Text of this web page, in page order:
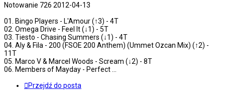
Notowanie 726 2012-04-13
01. Bingo Players - L'Amour (↑3) - 4T
02. Omega Drive - Feel It (↓1) - 5T
03. Tiesto - Chasing Summers (↓1) - 4T
04. Aly & Fila - 200 (FSOE 200 Anthem) (Ummet Ozcan Mix) (↑2) -
11T
05. Marco V & Marcel Woods - Scream (↓2) - 8T
06. Members of Mayday - Perfect ...
Przejdź do posta